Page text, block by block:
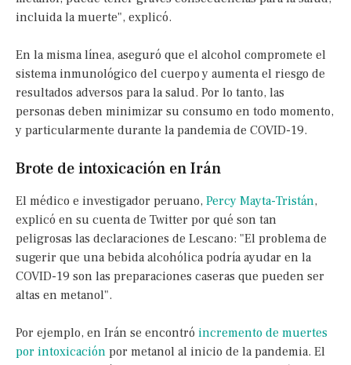
incluida la muerte", explicó.
En la misma línea, aseguró que el alcohol compromete el
sistema inmunológico del cuerpo y aumenta el riesgo de
resultados adversos para la salud. Por lo tanto, las
personas deben minimizar su consumo en todo momento,
y particularmente durante la pandemia de COVID-19.
Brote de intoxicación en Irán
El médico e investigador peruano, Percy Mayta-Tristán,
explicó en su cuenta de Twitter por qué son tan
peligrosas las declaraciones de Lescano: "El problema de
sugerir que una bebida alcohólica podría ayudar en la
COVID-19 son las preparaciones caseras que pueden ser
altas en metanol".
Por ejemplo, en Irán se encontró incremento de muertes
por intoxicación por metanol al inicio de la pandemia. El